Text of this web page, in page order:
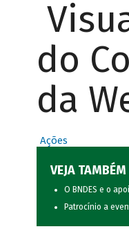
do
da
Ações
VEJA TAMBÉM
O BNDES e o
Patrocínio a